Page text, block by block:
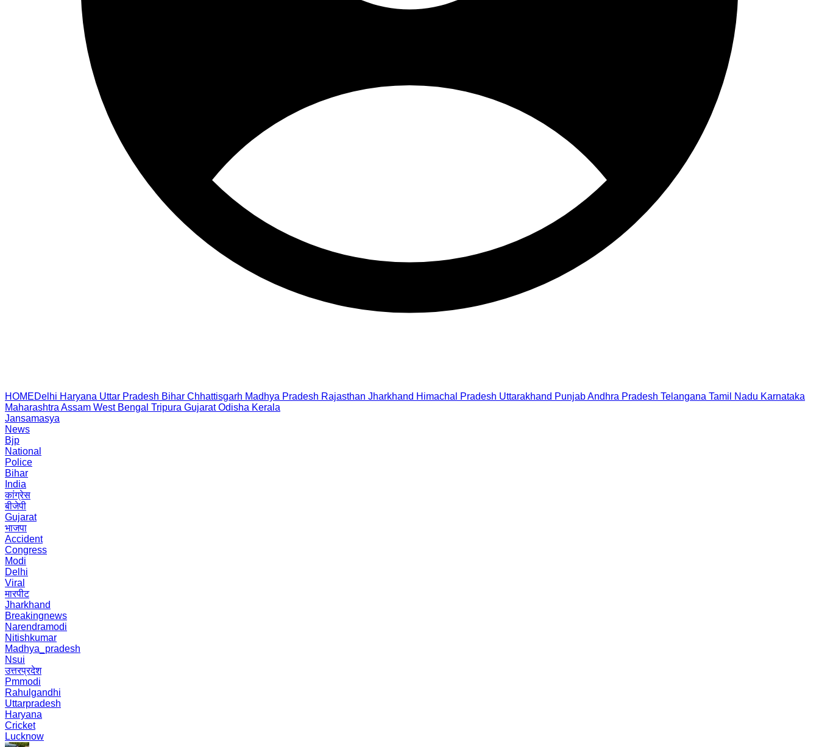
HOMEDelhi Haryana Uttar Pradesh Bihar Chhattisgarh Madhya Pradesh Rajasthan Jharkhand Himachal Pradesh Uttarakhand PunjabAndhra Pradesh Telangana Tamil Nadu Karnataka
Maharashtra Assam West Bengal Tripura Gujarat Odisha Kerala
Jansamasya
News
Bjp
National
Police
Bihar
India
कांग्रेस
बीजेपी
Gujarat
भाजपा
Accident
Congress
Modi
Delhi
Viral
मारपीट
Jharkhand
Breakingnews
Narendramodi
Nitishkumar
Madhya_pradesh
Nsui
उत्तरप्रदेश
Pmmodi
Rahulgandhi
Uttarpradesh
Haryana
Cricket
Lucknow